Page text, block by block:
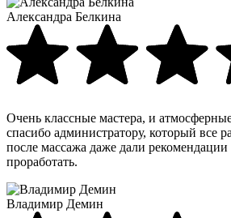
Александра Белкина
Очень классные мастера, и
спасибо администратору, который все
после массажа даже дали
проработать.
Владимир Демин